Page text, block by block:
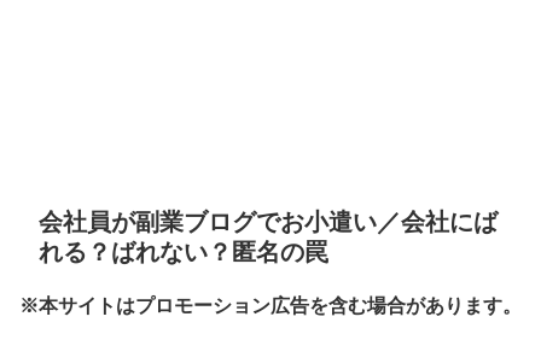
会社員が副業ブログでお小遣い／会社にば
れる？ばれない？匿名の罠
※本サイトはプロモーション広告を含む場合があります。